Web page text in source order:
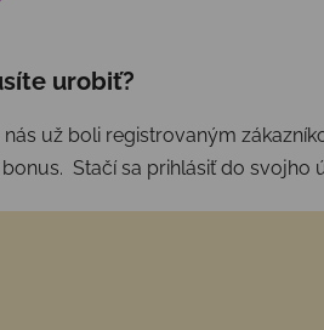
urobiť?
nás už boli registrovaným
Stačí sa prihlásiťdo svojho